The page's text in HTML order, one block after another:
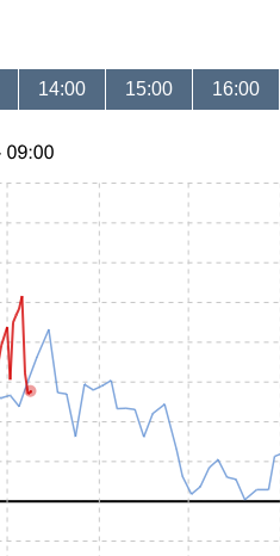
14:00 15:00 16:00